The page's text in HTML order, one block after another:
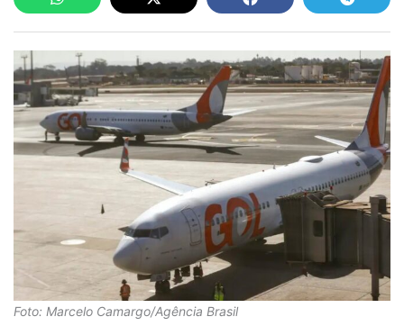
Foto: Marcelo Camargo/Agência Brasil